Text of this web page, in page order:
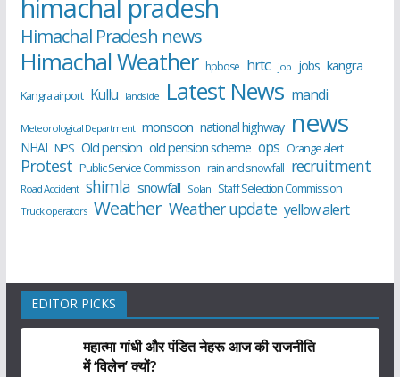
himachal pradesh
Himachal Pradesh news
Himachal Weather hpbose hrtc job jobs kangra
Kangra airport Kullu landslide Latest News mandi
Meteorological Department monsoon national highway news
NHAI NPS Old pension old pension scheme ops Orange alert
Protest Public Service Commission rain and snowfall recruitment
Road Accident shimla snowfall Solan Staff Selection Commission
Truck operators Weather Weather update yellow alert
EDITOR PICKS
महात्मा गांधी और पंडित नेहरू आज की राजनीति
में ‘विलेन’ क्यों?